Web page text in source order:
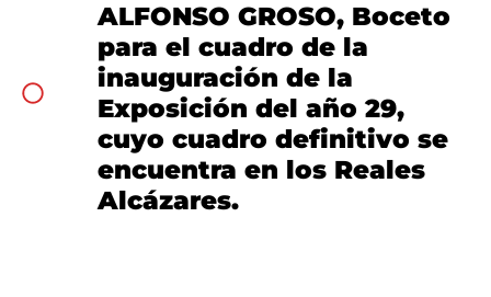
ALFONSO GROSO, Boceto
para el cuadro de la
inauguración de la
Exposición del año 29,
cuyo cuadro definitivo se
encuentra en los Reales
Alcázares.